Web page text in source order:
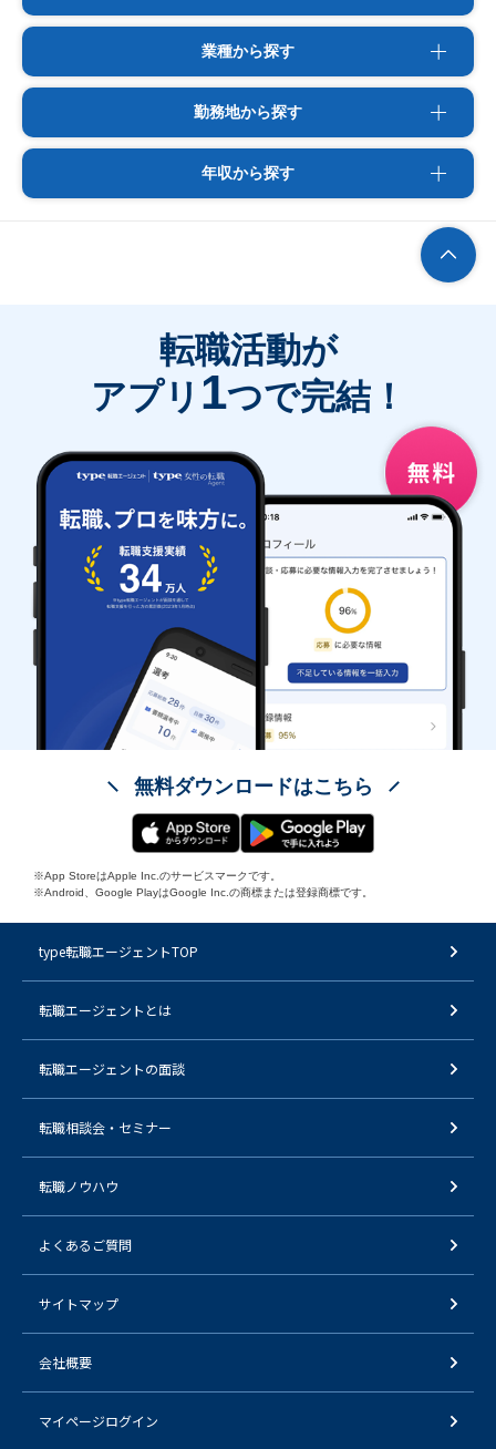
業種から探す
勤務地から探す
年収から探す
転職活動が
アプリ 1つで完結！
無料ダウンロードはこちら
※App StoreはApple Inc.のサービスマークです。
※Android、Google PlayはGoogle Inc.の商標または登録商標です。
type転職エージェントTOP
転職エージェントとは
転職エージェントの面談
転職相談会・セミナー
転職ノウハウ
よくあるご質問
サイトマップ
会社概要
マイページログイン